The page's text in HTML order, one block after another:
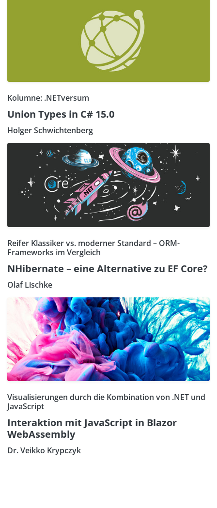
Kolumne: .NETversum
Union Types in C# 15.0
Holger Schwichtenberg
Reifer Klassiker vs. moderner Standard – ORM-
Frameworks im Vergleich
NHibernate – eine Alternative zu EF Core?
Olaf Lischke
Visualisierungen durch die Kombination von .NET und
JavaScript
Interaktion mit JavaScript in Blazor
WebAssembly
Dr. Veikko Krypczyk